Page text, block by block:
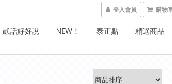
登入會員 購物
貳話好好說 NEW！ 泰正點 精選商品